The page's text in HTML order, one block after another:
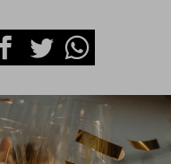
TwitterWhatsapp